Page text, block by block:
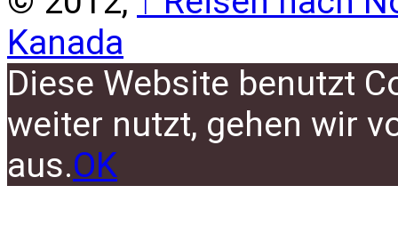
Kanada
Diese Website benutzt
weiter nutzt, gehen wir
aus.OK